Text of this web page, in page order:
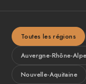
Toutes les régions
Auvergne-Rhône-
Nouvelle-Aquitaine